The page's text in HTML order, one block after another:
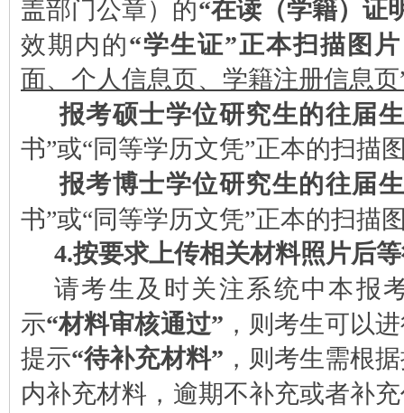
盖部门公章）的“在读（学籍）证
效期内的“学生证”正本扫描图片
面、个人信息页、学籍注册信息页
报考硕士学位研究生的往届
书”或“同等学历文凭”正本的扫描
报考博士学位研究生的往届
书”或“同等学历文凭”正本的扫描
4.按要求上传相关材料照片后
请考生及时关注系统中本报
示“材料审核通过” ，则考生可以
提示“待补充材料” ，则考生需根
内补充材料，逾期不补充或者补